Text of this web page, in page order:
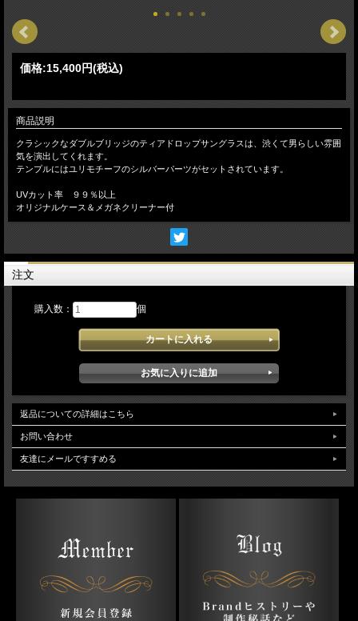
価格:15,400円(税込)
商品説明
クラシックなダブルブリッジのティアドロップサングラスは、渋くて男らしい雰囲
気を演出してくれます。
テンプルにはユリモチーフのシルバーパーツがセットされています。
UVカット率 ９９％以上
オリジナルケース＆メガネクリーナー付
注文
購入数： 個
返品についての詳細はこちら
お問い合わせ
友達にメールですすめる